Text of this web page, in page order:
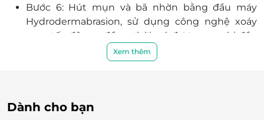
Bước 6: Hút mụn và bã nhờn bằng đầu máy
Hydrodermabrasion, sử dụng công nghệ xoáy
xoay tốc độ cao đồng thời, nó được trang bị đầu
silicon xoay 360 độ đã được cấp bằng sáng chế
để Massage hệ bạch huyết phối hợp với đầu hút
nang lông, đẩy bụi bẩn dưới đáy lên trên và hút
Xem thêm
Dành cho bạn